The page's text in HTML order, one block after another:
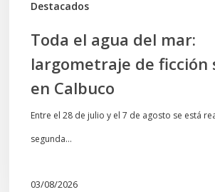
Destacados
Toda el agua del mar:
largometraje de ficción
en Calbuco
Entre el 28 de julio y el 7 de agosto se está
segunda…
03/08/2026